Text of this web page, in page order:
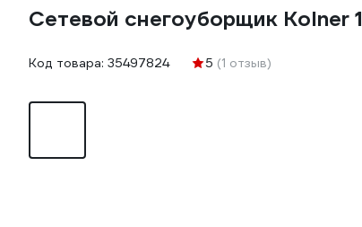
Сетевой снегоуборщик
Код товара: 35497824 5 (1 отзыв)